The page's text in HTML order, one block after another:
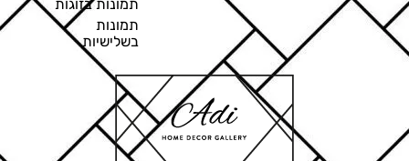
תמונות בזוגות
תמונות
בשלישיות